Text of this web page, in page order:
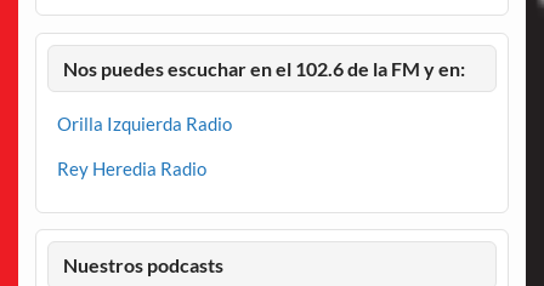
Nos puedes escuchar en el 102.6 de la FM y en:
Orilla Izquierda Radio
Rey Heredia Radio
Nuestros podcasts